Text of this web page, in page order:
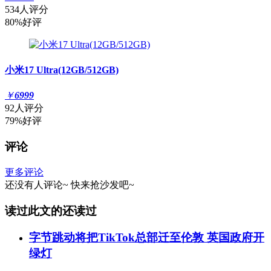
534人评分
80%好评
小米17 Ultra(12GB/512GB)
￥6999
92人评分
79%好评
评论
更多评论
还没有人评论~ 快来抢沙发吧~
读过此文的还读过
字节跳动将把TikTok总部迁至伦敦 英国政府开
绿灯